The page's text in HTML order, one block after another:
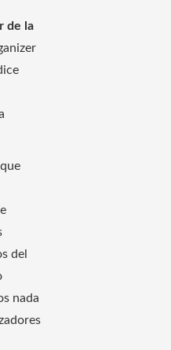
de la
del
nada